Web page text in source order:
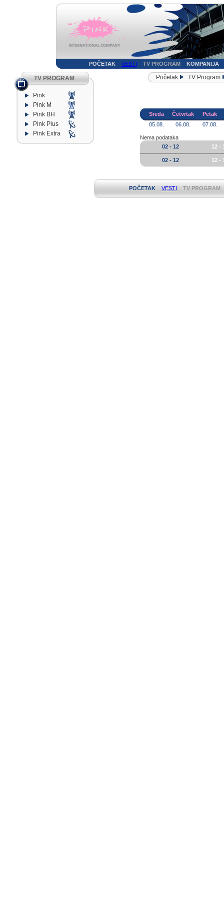
POČETAK VESTI TV PROGRAM KOMPANIJA
TV PROGRAM
Pink
Pink M
Pink BH
Pink Plus
Pink Extra
Početak TV Program
Sreda Četvrtak
Petak
05.08.
06.08. 07.08.
Nema podataka
02 - 12
12 -
02 - 12 12 -
POČETAK VESTI TV PROGRAM